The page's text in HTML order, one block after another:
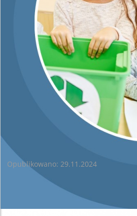
dniu 26 marca 2025 r. o godz.9.00
Zgłoszenia na spotkanie
poprzezformularz on-line.
W przypadku zmiany formuły
powiadomi o tym wszystkich
INFORMACJE DODATKOWE O
WNIOSKÓW W RAMACH PROGRAMU
POWIETRZE
Opublikowano: 29.11.2024
O WSTRZYMANIU
W RAMACH PROGRAMU